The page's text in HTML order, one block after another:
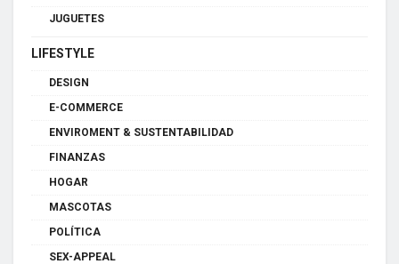
JUGUETES
LIFESTYLE
DESIGN
E-COMMERCE
ENVIROMENT & SUSTENTABILIDAD
FINANZAS
HOGAR
MASCOTAS
POLÍTICA
SEX-APPEAL